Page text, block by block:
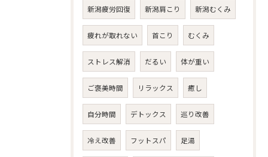
新潟疲労回復 新潟肩こり 新潟むくみ
疲れが取れない 首こり むくみ
ストレス解消 だるい 体が重い
ご褒美時間 リラックス 癒し
自分時間 デトックス 巡り改善
冷え改善 フットスパ 足湯